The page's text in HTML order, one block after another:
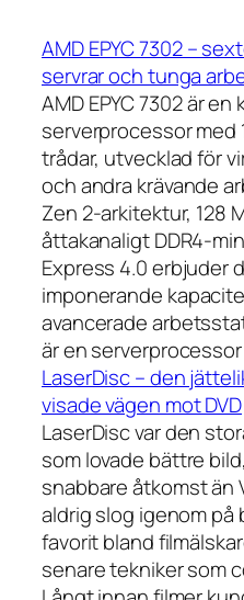
AMD EPYC 7302 –
servrar och tunga
AMD EPYC 7302 är en
serverprocessor med
trådar, utvecklad för
och andra krävande
Zen 2-arkitektur, 128
åttakanaligt DDR4-
Express 4.0 erbjuder
imponerande
avancerade
är en
LaserDisc – den
visade vägen mot DVD
LaserDisc var den
som lovade bättre
snabbare åtkomst än
aldrig slog igenom
favorit bland
senare tekniker som